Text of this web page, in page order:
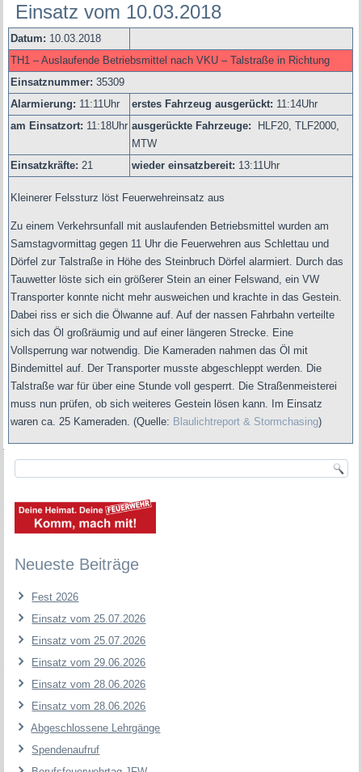
Einsatz vom 10.03.2018
Datum: 10.03.2018
TH1 – Auslaufende Betriebsmittel nach VKU – Talstraße in Richtung
Einsatznummer:35309
Alarmierung: 11:11Uhr erstes Fahrzeug ausgerückt: 11:14Uhr
am Einsatzort: 11:18Uhr ausgerückte Fahrzeuge:
HLF20, TLF2000,
MTW
Einsatzkräfte:21 wieder einsatzbereit: 13:11Uhr
Kleinerer Felssturz löst Feuerwehreinsatz aus
Zu einem Verkehrsunfall mit auslaufenden Betriebsmittel wurden am
Samstagvormittag gegen 11 Uhr die Feuerwehren aus Schlettau und
Dörfel zur Talstraße in Höhe des Steinbruch Dörfel alarmiert. Durch das
Tauwetter löste sich ein größerer Stein an einer Felswand, ein VW
Transporter konnte nicht mehr ausweichen und krachte in das Gestein.
Dabei riss er sich die Ölwanne auf. Auf der nassen Fahrbahn verteilte
sich das Öl großräumig und auf einer längeren Strecke. Eine
Vollsperrung war notwendig. Die Kameraden nahmen das Öl mit
Bindemittel auf. Der Transporter musste abgeschleppt werden. Die
Talstraße war für über eine Stunde voll gesperrt. Die Straßenmeisterei
muss nun prüfen, ob sich weiteres Gestein lösen kann. Im Einsatz
waren ca. 25 Kameraden.(Quelle: Blaulichtreport & Stormchasing)
Neueste Beiträge
Fest 2026
Einsatz vom 25.07.2026
Einsatz vom 25.07.2026
Einsatz vom 29.06.2026
Einsatz vom 28.06.2026
Einsatz vom 28.06.2026
Abgeschlossene Lehrgänge
Spendenaufruf